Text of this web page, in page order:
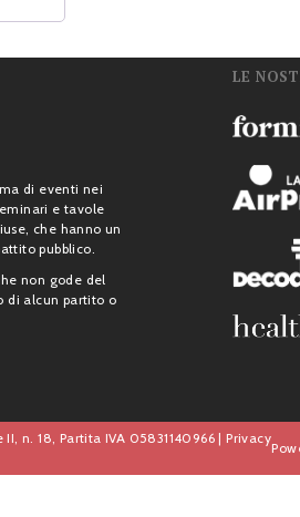
di eventi nei
e tavole
che hanno un
pubblico.
non gode del
di alcun partito o
LE
n. 18, Partita IVA 05831140966 |Privacy